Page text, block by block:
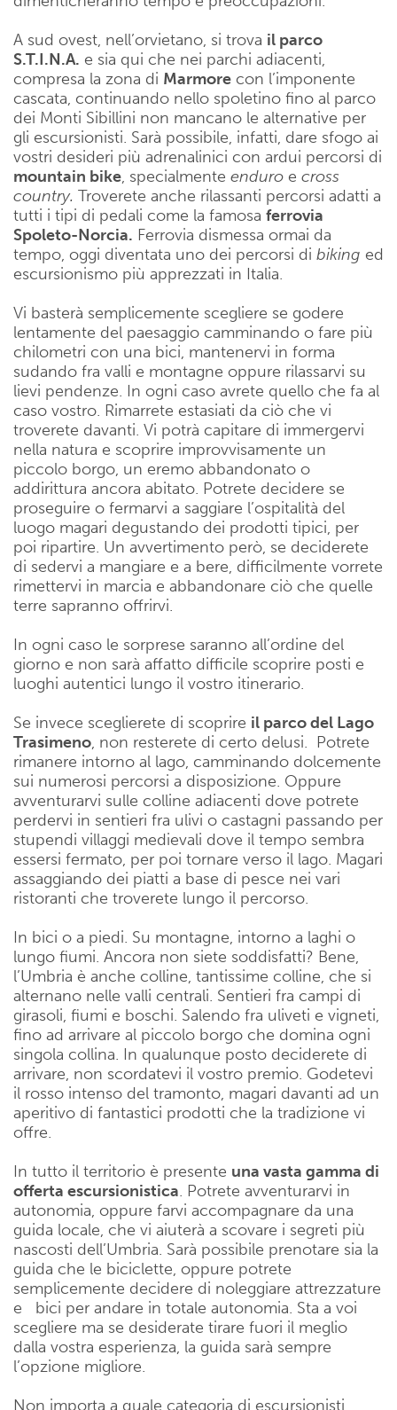
A sud ovest, nell’orvietano, si trova il parco
S.T.I.N.A. e sia qui che nei parchi adiacenti,
compresa la zona di Marmore con l’imponente
cascata, continuando nello spoletino fino al parco
dei Monti Sibillini non mancano le alternative per
gli escursionisti. Sarà possibile, infatti, dare sfogo ai
vostri desideri più adrenalinici con ardui percorsi di
mountain bike, specialmente enduro e cross
country. Troverete anche rilassanti percorsi adatti a
tutti i tipi di pedali come la famosa ferrovia
Spoleto-Norcia. Ferrovia dismessa ormai da
tempo, oggi diventata uno dei percorsi di biking ed
escursionismo più apprezzati in Italia.
Vi basterà semplicemente scegliere se godere
lentamente del paesaggio camminando o fare più
chilometri con una bici, mantenervi in forma
sudando fra valli e montagne oppure rilassarvi su
lievi pendenze. In ogni caso avrete quello che fa al
caso vostro. Rimarrete estasiati da ciò che vi
troverete davanti. Vi potrà capitare di immergervi
nella natura e scoprire improvvisamente un
piccolo borgo, un eremo abbandonato o
addirittura ancora abitato. Potrete decidere se
proseguire o fermarvi a saggiare l’ospitalità del
luogo magari degustando dei prodotti tipici, per
poi ripartire. Un avvertimento però, se deciderete
di sedervi a mangiare e a bere, difficilmente vorrete
rimettervi in marcia e abbandonare ciò che quelle
terre sapranno offrirvi.
In ogni caso le sorprese saranno all’ordine del
giorno e non sarà affatto difficile scoprire posti e
luoghi autentici lungo il vostro itinerario.
Se invece sceglierete di scoprire il parco del Lago
Trasimeno, non resterete di certo delusi. Potrete
rimanere intorno al lago, camminando dolcemente
sui numerosi percorsi a disposizione. Oppure
avventurarvi sulle colline adiacenti dove potrete
perdervi in sentieri fra ulivi o castagni passando per
stupendi villaggi medievali dove il tempo sembra
essersi fermato, per poi tornare verso il lago. Magari
assaggiando dei piatti a base di pesce nei vari
ristoranti che troverete lungo il percorso.
In bici o a piedi. Su montagne, intorno a laghi o
lungo fiumi. Ancora non siete soddisfatti? Bene,
l’Umbria è anche colline, tantissime colline, che si
alternano nelle valli centrali. Sentieri fra campi di
girasoli, fiumi e boschi. Salendo fra uliveti e vigneti,
fino ad arrivare al piccolo borgo che domina ogni
singola collina. In qualunque posto deciderete di
arrivare, non scordatevi il vostro premio. Godetevi
il rosso intenso del tramonto, magari davanti ad un
aperitivo di fantastici prodotti che la tradizione vi
offre.
In tutto il territorio è presente una vasta gamma di
offerta escursionistica. Potrete avventurarvi in
autonomia, oppure farvi accompagnare da una
guida locale, che vi aiuterà a scovare i segreti più
nascosti dell’Umbria. Sarà possibile prenotare sia la
guida che le biciclette, oppure potrete
semplicemente decidere di noleggiare attrezzature
e bici per andare in totale autonomia. Sta a voi
scegliere ma se desiderate tirare fuori il meglio
dalla vostra esperienza, la guida sarà sempre
l’opzione migliore.
Non importa a quale categoria di escursionisti